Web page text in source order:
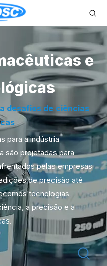
e
desafios de ciências
para a indústria
são projetadas para
pelas empresas
de precisão até
tecnologias
a precisão e a